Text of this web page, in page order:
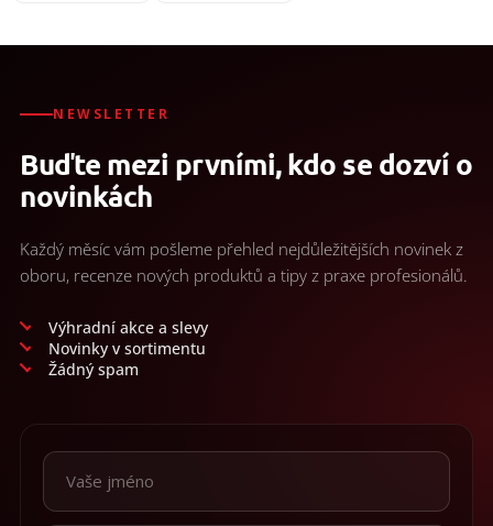
NEWSLETTER
Buďte mezi prvními, kdo se dozví o
novinkách
Každý měsíc vám pošleme přehled nejdůležitějších novinek z
oboru, recenze nových produktů a tipy z praxe profesionálů.
Výhradní akce a slevy
Novinky v sortimentu
Žádný spam